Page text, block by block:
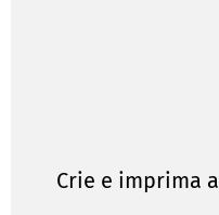
Crie e imprima